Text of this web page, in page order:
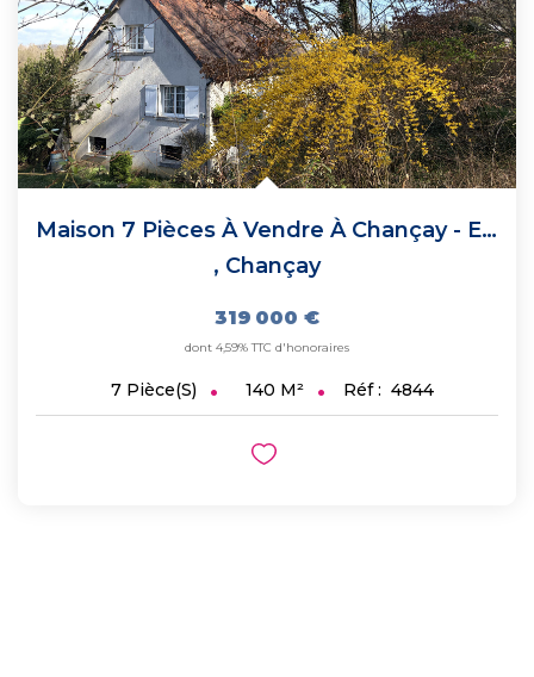
Maison 7 Pièces À Vendre À Chançay - Environnement Agréable
, Chançay
319 000 €
dont 4,59% TTC d'honoraires
7 Pièce(s) 140 M² Réf : 4844